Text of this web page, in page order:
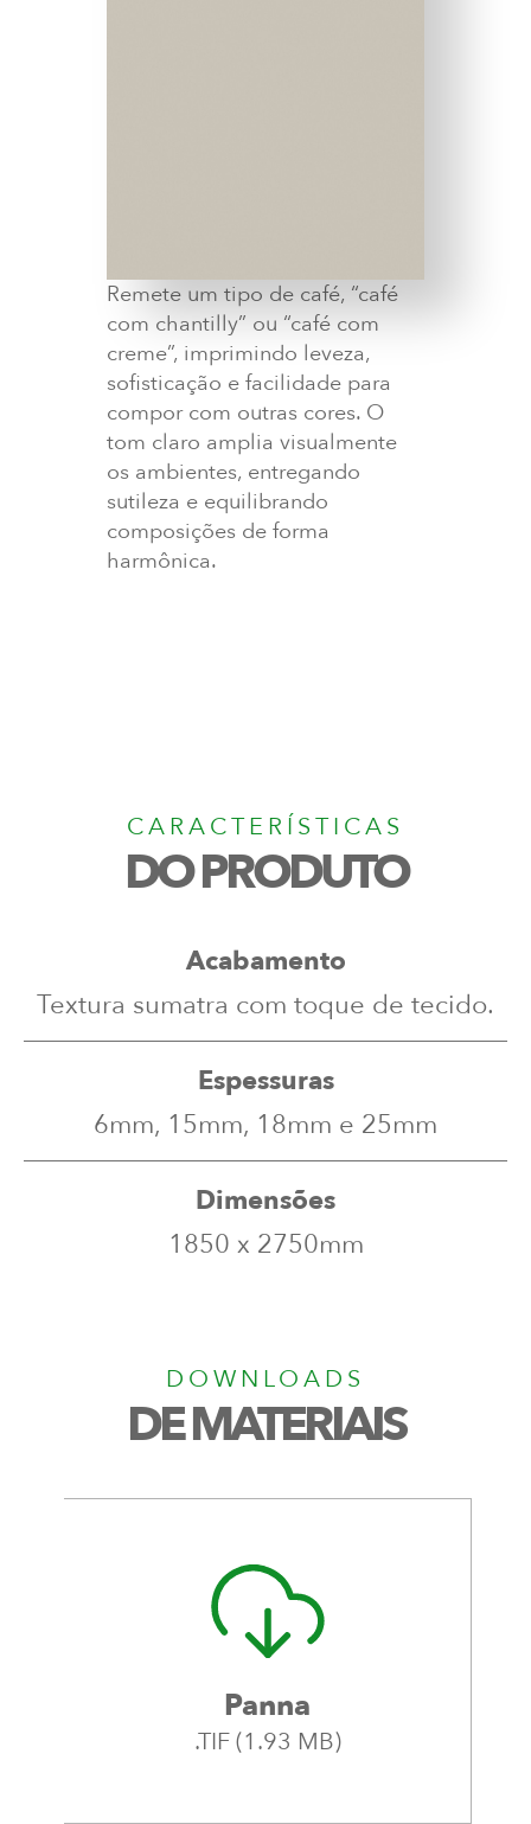
Remete um tipo de café, “café
com chantilly” ou “café com
creme”, imprimindo leveza,
sofisticação e facilidade para
compor com outras cores. O
tom claro amplia visualmente
os ambientes, entregando
sutileza e equilibrando
composições de forma
harmônica.
CARACTERÍSTICAS
DO PRODUTO
Acabamento
Textura sumatra com toque de tecido.
Espessuras
6mm, 15mm, 18mm e 25mm
Dimensões
1850 x 2750mm
DOWNLOADS
DE MATERIAIS
Panna
.TIF (1.93 MB)